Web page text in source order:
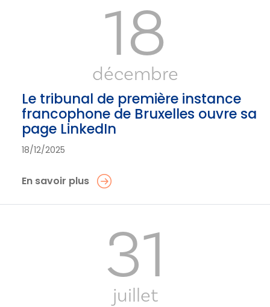
18
décembre
Le tribunal de première instance
francophone de Bruxelles ouvre sa
page LinkedIn
18/12/2025
En savoir plus
31
juillet